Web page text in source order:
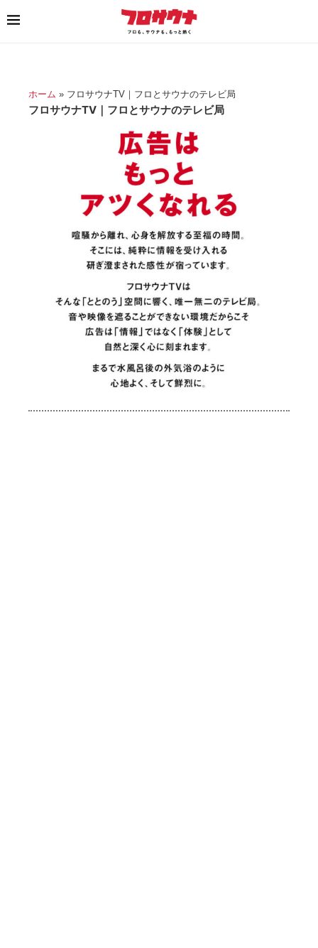
ホーム » フロサウナTV｜フロとサウナのテレビ局
フロサウナTV｜フロとサウナのテレビ局